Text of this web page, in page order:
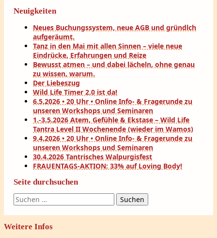
Neuigkeiten
Neues Buchungssystem, neue AGB und gründlch
aufgeräumt.
Tanz in den Mai mit allen Sinnen – viele neue
Eindrücke, Erfahrungen und Reize
Bewusst atmen – und dabei lächeln, ohne genau
zu wissen, warum.
Der Liebeszug
Wild Life Timer 2.0 ist da!
6.5.2026 • 20 Uhr • Online Info- & Fragerunde zu
unseren Workshops und Seminaren
1.-3.5.2026 Atem, Gefühle & Ekstase – Wild Life
Tantra Level II Wochenende (wieder im Wamos)
9.4.2026 • 20 Uhr • Online Info- & Fragerunde zu
unseren Workshops und Seminaren
30.4.2026 Tantrisches Walpurgisfest
FRAUENTAGS-AKTION: 33% auf Loving Body!
Seite durchsuchen
Suchen
nach:
Weitere Infos